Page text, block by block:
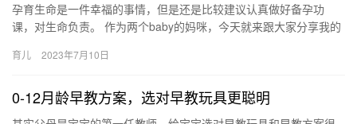
孕育生命是一件幸福的事情，但是还是比较建议认真做好备孕功
课，对生命负责。 作为两个baby的妈咪，今天就来跟大家分享我的
育儿 2023年7月10日
0-12月龄早教方案，选对早教玩具更聪明